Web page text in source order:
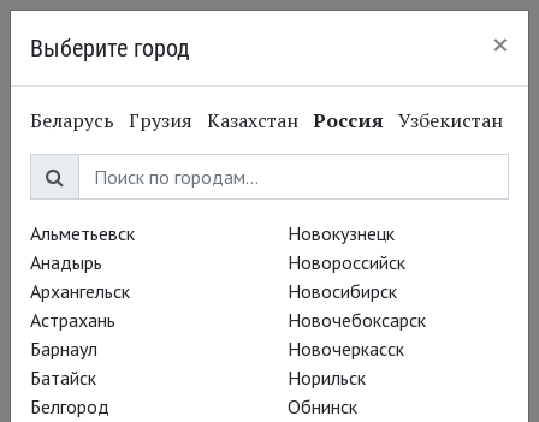
Выберите город ×
Беларусь Грузия Казахстан Россия Узбекистан
Альметьевск
Анадырь
Архангельск
Астрахань
Барнаул
Батайск
Белгород
Новокузнецк
Новороссийск
Новосибирск
Новочебоксарск
Новочеркасск
Норильск
Обнинск